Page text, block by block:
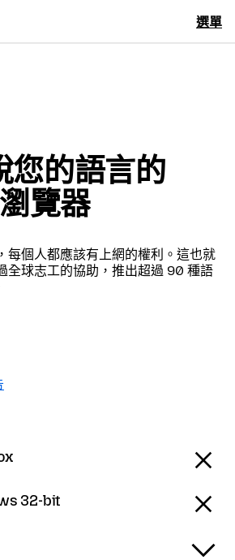
選單
您的語言的
覽器
每個人都應該有上網的權利。這也就
全球志工的協助，推出超過 90 種語
32-bit